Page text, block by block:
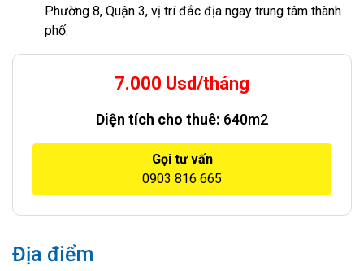
Phường 8, Quận 3, vị trí đắc địa ngay trung tâm thành
phố.
7.000 Usd/tháng
Diện tích cho thuê: 640m2
Gọi tư vấn
0903 816 665
Địa điểm